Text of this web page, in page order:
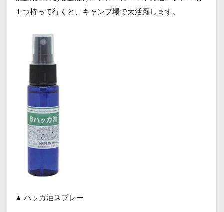
１つ持って行くと、キャンプ場で大活躍します。
▲ ハッカ油スプレー